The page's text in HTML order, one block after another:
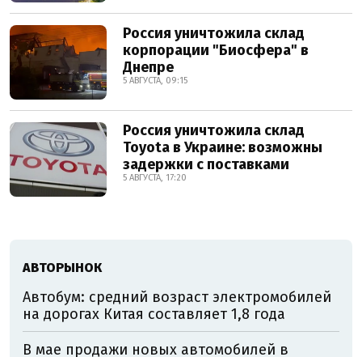
Россия уничтожила склад
корпорации "Биосфера" в
Днепре
5 АВГУСТА, 09:15
Россия уничтожила склад
Toyota в Украине: возможны
задержки с поставками
5 АВГУСТА, 17:20
АВТОРЫНОК
Автобум: средний возраст электромобилей
на дорогах Китая составляет 1,8 года
В мае продажи новых автомобилей в